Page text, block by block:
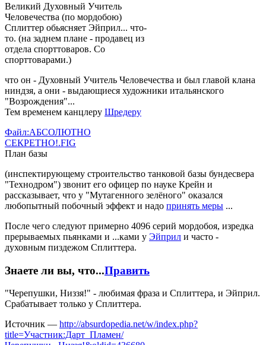
Великий Духовный Учитель
Человечества (по мордобою)
Сплиттер обьясняет Эйприл... что-
то. (на заднем плане - продавец из
отдела спорттоваров. Со
спорттоварами.)
что он - Духовный Учитель Человечества и был главой клана
ниндзя, а они - выдающиеся художники итальянского
"Возрождения"...
Тем временем канцлеру Шредеру
Файл:АБСОЛЮТНО
СЕКРЕТНО!.FIG
План базы
(инспектирующему строительство танковой базы бундесвера
"Технодром") звонит его офицер по науке Крейн и
рассказывает, что у "Мутагенного зелёного" оказался
любопытный побочный эффект и надо принять меры ...
После чего следуют примерно 4096 серий мордобоя, изредка
прерываемых пьянками и ...ками у Эйприл и часто -
духовным пиздежом Сплиттера.
Знаете ли вы, что...Править
"Черепушки, Низзя!" - любимая фраза и Сплиттера, и Эйприл.
Срабатывает только у Сплиттера.
Источник — http://absurdopedia.net/w/index.php?
title=Участник:Дарт_Пламен/